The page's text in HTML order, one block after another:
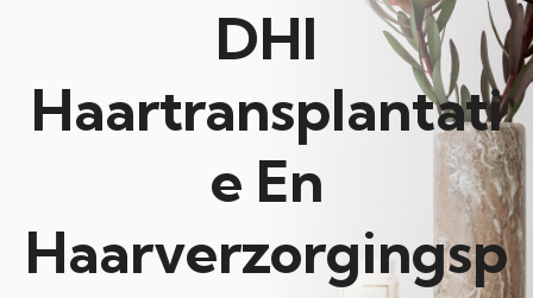
DHI
Haartransplantati
e En
Haarverzorgingsp